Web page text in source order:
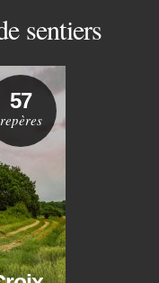
sentiers
57
repères